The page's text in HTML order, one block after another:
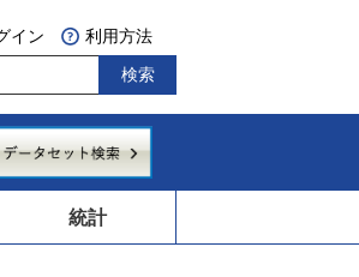
イン 利用方法
統計